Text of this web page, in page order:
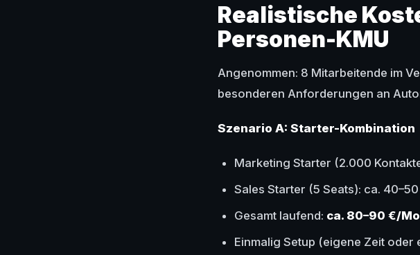
Realistische
Personen-KMU
Angenommen: 8 Mitarbeitende im
besonderen Anforderungen an
Szenario A: Starter-Kombination
Marketing Starter (2.000
Sales Starter (5 Seats): ca.
Gesamt laufend: ca. 80–90 €/
Einmalig Setup (eigene Zeit